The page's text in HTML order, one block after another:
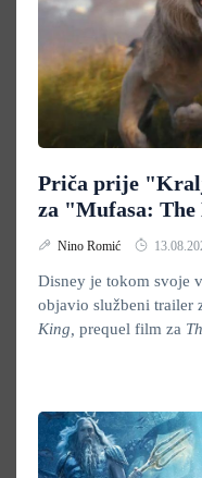
Priča prije
za "Mufasa:
Nino Romić
Disney je tokom svoje
objavio službeni trailer
King, prequel film za